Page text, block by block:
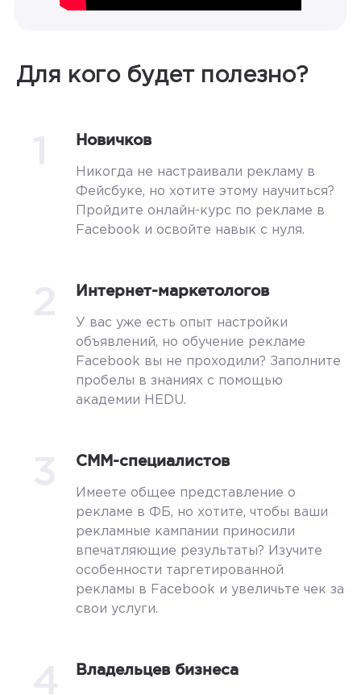
Для кого будет полезно?
Новичков
Никогда не настраивали рекламу в
Фейсбуке, но хотите этому научиться?
Пройдите онлайн-курс по рекламе в
Facebook и освойте навык с нуля.
Интернет-маркетологов
У вас уже есть опыт настройки
объявлений, но обучение рекламе
Facebook вы не проходили? Заполните
пробелы в знаниях с помощью
академии HEDU.
СММ-специалистов
Имеете общее представление о
рекламе в ФБ, но хотите, чтобы ваши
рекламные кампании приносили
впечатляющие результаты? Изучите
особенности таргетированной
рекламы в Facebook и увеличьте чек за
свои услуги.
Владельцев бизнеса